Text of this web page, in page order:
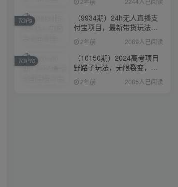
（9934期）24h无人直播支
付宝项目，最新带货玩法，
纯躺赚实测日入500+
2年前 2089人已阅读
TOP9
（10150期）2024高考项目
野路子玩法，无限裂变，最
高一天1W＋！
2年前 2085人已阅读
TOP10